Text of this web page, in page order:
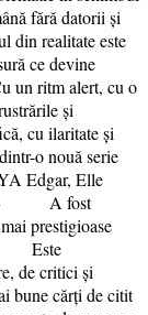
fără datorii și
din realitate este
ce devine
un ritm alert, cu o
și
cu ilaritate și
o nouă serie
Edgar, Elle
A fost
prestigioase
Este
de critici și
cărți de citit